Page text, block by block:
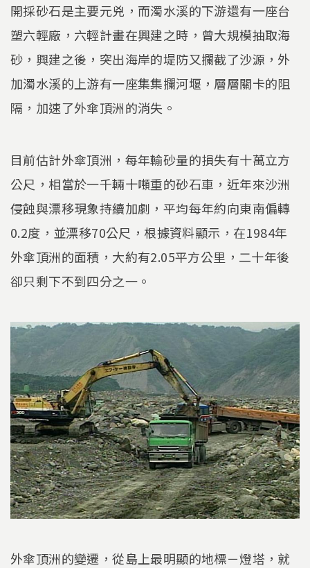
開採砂石是主要元兇，而濁水溪的下游還有一座台
塑六輕廠，六輕計畫在興建之時，曾大規模抽取海
砂，興建之後，突出海岸的堤防又攔截了沙源，外
加濁水溪的上游有一座集集攔河堰，層層關卡的阻
隔，加速了外傘頂洲的消失。
目前估計外傘頂洲，每年輸砂量的損失有十萬立方
公尺，相當於一千輛十噸重的砂石車，近年來沙洲
侵蝕與漂移現象持續加劇，平均每年約向東南偏轉
0.2度，並漂移70公尺，根據資料顯示，在1984年
外傘頂洲的面積，大約有2.05平方公里，二十年後
卻只剩下不到四分之一。
外傘頂洲的變遷，從島上最明顯的地標－燈塔，就